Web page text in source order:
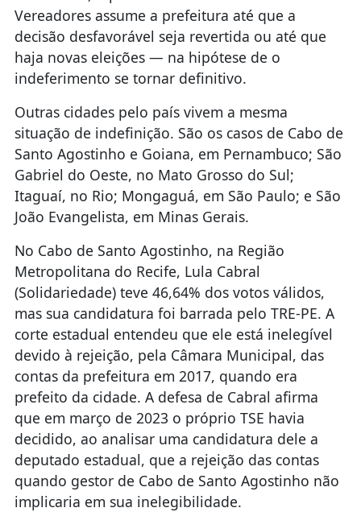
Vereadores assume a prefeitura até que a
decisão desfavorável seja revertida ou até que
haja novas eleições — na hipótese de o
indeferimento se tornar definitivo.
Outras cidades pelo país vivem a mesma
situação de indefinição. São os casos de Cabo de
Santo Agostinho e Goiana, em Pernambuco; São
Gabriel do Oeste, no Mato Grosso do Sul;
Itaguaí, no Rio; Mongaguá, em São Paulo; e São
João Evangelista, em Minas Gerais.
No Cabo de Santo Agostinho, na Região
Metropolitana do Recife, Lula Cabral
(Solidariedade) teve 46,64% dos votos válidos,
mas sua candidatura foi barrada pelo TRE-PE. A
corte estadual entendeu que ele está inelegível
devido à rejeição, pela Câmara Municipal, das
contas da prefeitura em 2017, quando era
prefeito da cidade. A defesa de Cabral afirma
que em março de 2023 o próprio TSE havia
decidido, ao analisar uma candidatura dele a
deputado estadual, que a rejeição das contas
quando gestor de Cabo de Santo Agostinho não
implicaria em sua inelegibilidade.